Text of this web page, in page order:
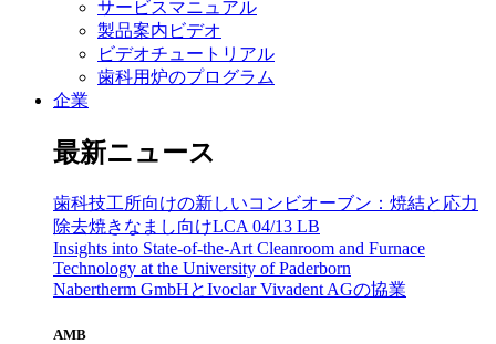
サービスマニュアル
製品案内ビデオ
ビデオチュートリアル
歯科用炉のプログラム
企業
最新ニュース
歯科技工所向けの新しいコンビオーブン：焼結と応力
除去焼きなまし向けLCA 04/13 LB
Insights into State-of-the-Art Cleanroom and Furnace
Technology at the University of Paderborn
Nabertherm GmbHとIvoclar Vivadent AGの協業
AMB